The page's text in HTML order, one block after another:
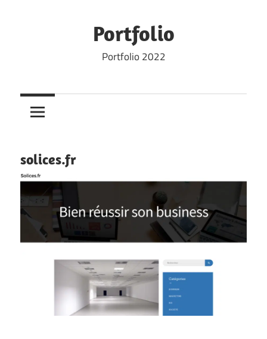
Portfolio
Portfolio 2022
solices.fr